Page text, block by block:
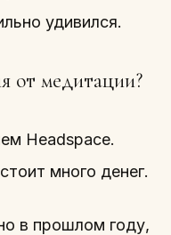
удивился.
медитации?
Headspace.
много денег.
в прошлом году,